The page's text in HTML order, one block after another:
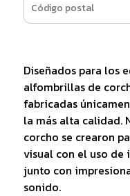
Diseñados para los
alfombrillas de
fabricadas
la más alta calidad.
corcho se crearon
visual con el uso de
junto con
sonido.